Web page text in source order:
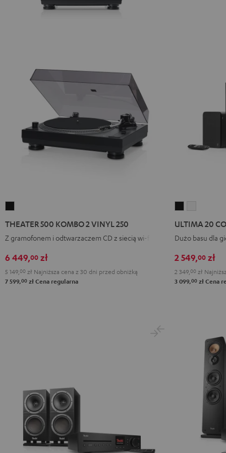
2
VINYL
Black
THEATER 500 KOMBO 2 VINYL 250
Z gramofonem i odtwarzaczem CD z siecią wi-fi
6 449,00 zł
5 149, 00 zł Najniższa cena z 30 dni przed obniżką
7 599,00 zł Cena regularna
Power
Edition
Set"
Power
Edition
Set"
ULTIMA 20
Dużo basu dla
2 549,00 zł
2 349, 00 zł
3 099,00 zł Cena